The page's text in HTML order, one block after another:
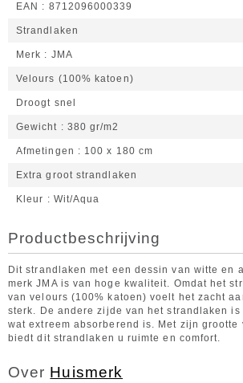
EAN 8712096000339
Strandlaken
Merk JMA
Velours (100% katoen)
Droogt snel
Gewicht 380 gr/m2
Afmetingen 100 x 180 cm
Extra groot strandlaken
Kleur Wit/Aqua
Productbeschrijving
Dit strandlaken met een dessin van witte en
merk JMA is van hoge kwaliteit. Omdat het
van velours (100% katoen) voelt het zacht
sterk. De andere zijde van het strandlaken is
wat extreem absorberend is. Met zijn grootte
biedt dit strandlaken u ruimte en comfort.
Over Huismerk